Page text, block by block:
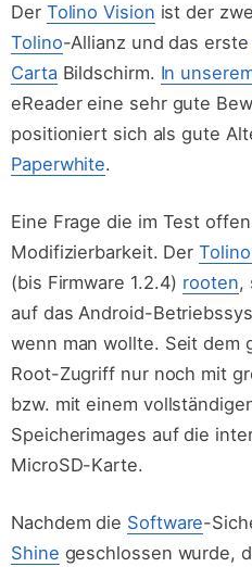
Der Tolino Vision ist der
Tolino-Allianz und das erste
Carta Bildschirm. In
eReader eine sehr gute
positioniert sich als gute
Paperwhite.
Eine Frage die im Test
Modifizierbarkeit. Der
(bis Firmware 1.2.4) rooten,
auf das Android-
wenn man wollte. Seit dem
Root-Zugriff nur noch mit
bzw. mit einem
Speicherimages auf die
MicroSD-Karte.
Nachdem die Software-
Shine geschlossen wurde,